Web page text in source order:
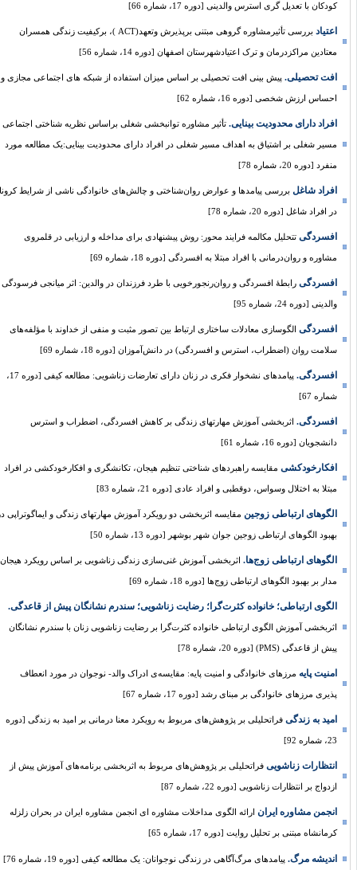
کودکان با تعدیل گری استرس والدینی [دوره 17، شماره 66]
اعتیاد بررسی تأثیرمشاوره گروهی مبتنی برپذیرش وتعهد(ACT )، برکیفیت زندگی همسران
معتادین مراکزدرمان و ترک اعتیادشهرستان اصفهان [دوره 14، شماره 56]
افت تحصیلی. پیش بینی افت تحصیلی بر اساس میزان استفاده از شبکه های اجتماعی مجازی و
احساس ارزش شخصی [دوره 16، شماره 62]
افراد دارای محدودیت بینایی.‌‌ تأثیر مشاوره توانبخشی شغلی براساس نظریه شناختی اجتماعی
مسیر شغلی بر اشتیاق به اهداف مسیر شغلی در افراد دارای محدودیت بینایی:‌یک مطالعه مورد
منفرد [دوره 20، شماره 78]
افراد شاغل بررسی پیامدها و عوارض روان‌شناختی و چالش‌های خانوادگی ناشی از شرایط کرونا
در افراد شاغل [دوره 20، شماره 78]
افسردگی تتحلیل مکالمه فرایند محور: روش پیشنهادی برای مداخله و ارزیابی در قلمروی
مشاوره و روان‌درمانی با افراد مبتلا به افسردگی [دوره 18، شماره 69]
افسردگی رابطۀ افسردگی و روان‌رنجورخویی با طرد فرزندان در والدین: اثر میانجی فرسودگی
والدینی [دوره 24، شماره 95]
افسردگی الگوسازی معادلات ساختاری ارتباط بین تصور مثبت و منفی از خداوند با مؤلفه‌های
سلامت روان (اضطراب، استرس و افسردگی) در دانش‌آموزان [دوره 18، شماره 69]
افسردگی. پیامدهای نشخوار فکری در زنان دارای تعارضات زناشویی: مطالعه کیفی [دوره 17،
شماره 67]
افسردگی. اثربخشی آموزش مهارت­های زندگی بر کاهش افسردگی، اضطراب و استرس
دانشجویان [دوره 16، شماره 61]
افکارخودکشی مقایسه‌ راهبرد‌های شناختی تنظیم هیجان، تکانشگری و افکار‌خودکشی در افراد
مبتلا به اختلال وسواس، دوقطبی و افراد عادی [دوره 21، شماره 83]
الگوهای ارتباطی زوجین مقایسه اثربخشی دو رویکرد آموزش مهارت‏های زندگی و ایماگوتراپی در
بهبود الگوهای ارتباطی زوجین جوان شهر بوشهر [دوره 13، شماره 50]
الگوهای ارتباطی زوج‌ها. اثربخشی آموزش غنی‌سازی زندگی زناشویی بر اساس رویکرد هیجان
مدار بر بهبود الگوهای ارتباطی زوج‌ها [دوره 18، شماره 69]
الگوی ارتباطی؛ خانواده کثرت‌گرا؛ رضایت زناشویی؛ سندرم نشانگان پیش از قاعدگی.
اثربخشی آموزش الگوی ارتباطی خانواده کثرت‌گرا بر رضایت زناشویی زنان با سندرم نشانگان
پیش از قاعدگی (PMS) [دوره 20، شماره 78]
امنیت پایه مرزهای خانوادگی و امنیت پایه: مقایسه‌ی ادراک والد- نوجوان در مورد انعطاف
پذیری مرزهای خانوادگی بر مبنای رشد [دوره 17، شماره 67]
امید به زندگی فراتحلیلی بر پژوهش‌های مربوط به رویکرد معنا درمانی بر امید به زندگی [دوره
انتظارات زناشویی فراتحلیلی بر پژوهش‌های مربوط به اثربخشی برنامه‌های آموزش پیش از
ازدواج بر انتظارات زناشویی [دوره 22، شماره 87]
انجمن مشاوره ایران ارائه الگوی مداخلات مشاوره ای انجمن مشاوره ایران در بحران زلزله
کرمانشاه مبتنی بر تحلیل روایت [دوره 17، شماره 65]
اندیشه مرگ. پیامدهای مرگ‌آگاهی در زندگی نوجوانان: یک مطالعه کیفی [دوره 19، شماره 76]